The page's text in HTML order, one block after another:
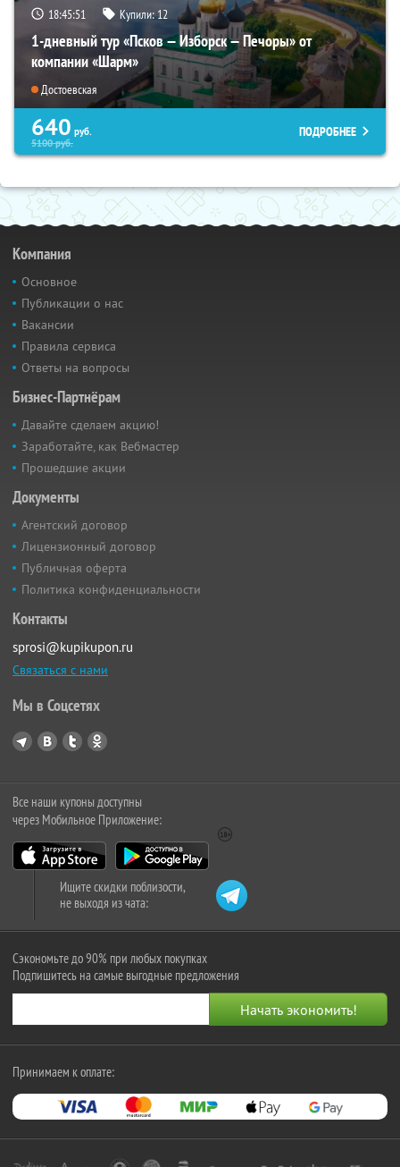
18:45:50 Купили:12
1-дневный тур «Псков — Изборск — Печоры» от
компании «Шарм»
Достоевская
640 руб.
5100руб.
ПОДРОБНЕЕ
Компания
Основное
Публикации о нас
Вакансии
Правила сервиса
Ответы на вопросы
Бизнес-Партнёрам
Давайте сделаем акцию!
Заработайте, как Вебмастер
Прошедшие акции
Документы
Агентский договор
Лицензионный договор
Публичная оферта
Политика конфиденциальности
Контакты
sprosi@kupikupon.ru
Связаться с нами
Мы в Соцсетях
Все наши купоны доступны
через Мобильное Приложение:
Ищите скидки поблизости,
не выходя из чата:
Сэкономьте до 90% при любых покупках
Подпишитесь на самые выгодные предложения
Принимаем к оплате: